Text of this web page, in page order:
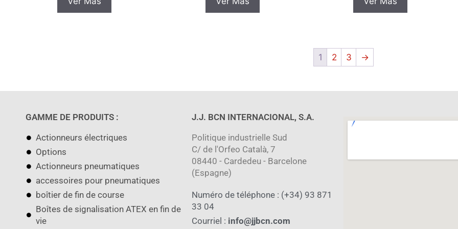
1 2 3 →
GAMME DE PRODUITS :
Actionneurs électriques
Options
Actionneurs pneumatiques
accessoires pour pneumatiques
boîtier de fin de course
Boîtes de signalisation ATEX en fin de
vie
J.J. BCN INTERNACIONAL, S.A.
Politique industrielle Sud
C/ de l'Orfeo Català, 7
08440 - Cardedeu - Barcelone
(Espagne)
Numéro de téléphone : (+34) 93 871
33 04
Courriel : info@jjbcn.com